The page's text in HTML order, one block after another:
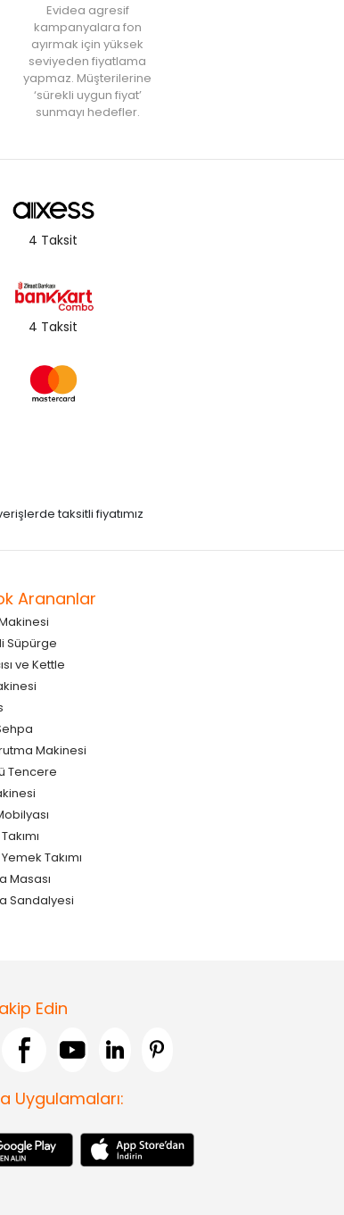
Evidea agresif
kampanyalara fon
ayırmak için yüksek
seviyeden fiyatlama
yapmaz. Müşterilerine
‘sürekli uygun fiyat’
sunmayı hedefler.
4 Taksit
4 Taksit
taksitli fiyatımız
Arananlar
Süpürge
ve Kettle
Makinesi
Tencere
Takımı
Masası
Sandalyesi
Edin
Uygulamaları: